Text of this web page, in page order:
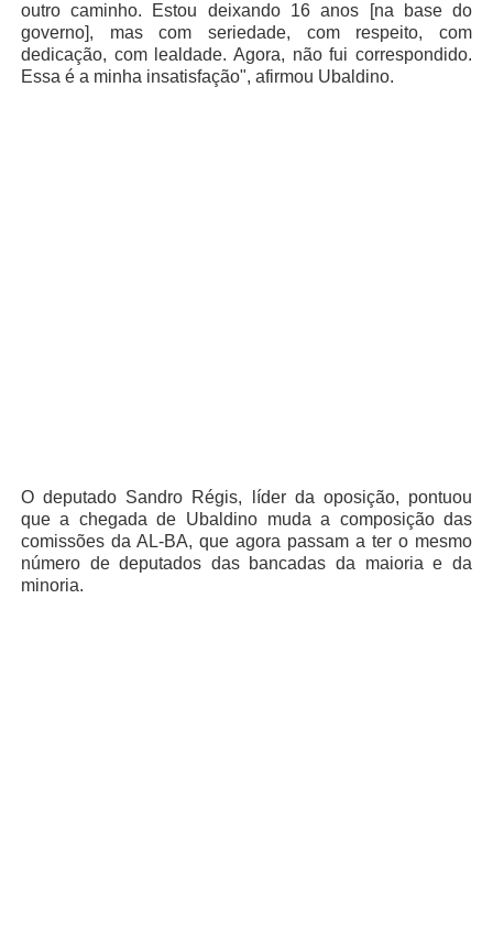
outro caminho. Estou deixando 16 anos [na base do
governo], mas com seriedade, com respeito, com
dedicação, com lealdade. Agora, não fui correspondido.
Essa é a minha insatisfação", afirmou Ubaldino.
O deputado Sandro Régis, líder da oposição, pontuou
que a chegada de Ubaldino muda a composição das
comissões da AL-BA, que agora passam a ter o mesmo
número de deputados das bancadas da maioria e da
minoria.